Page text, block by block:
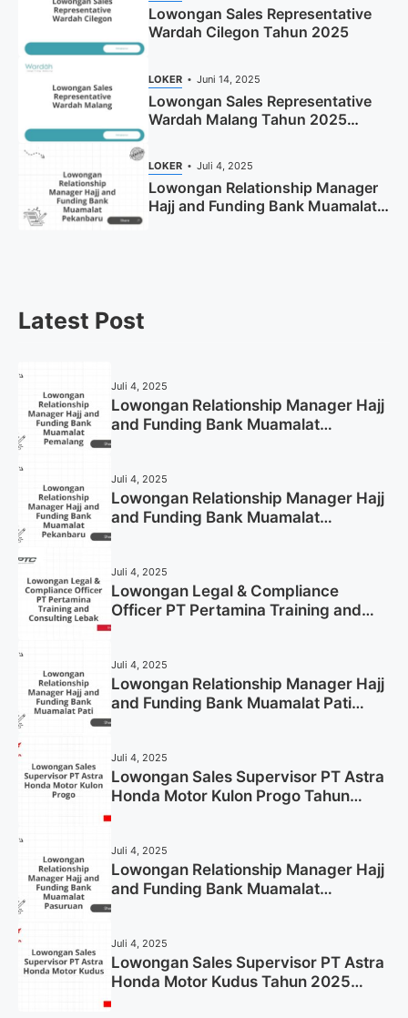
Lowongan Sales Representative
Wardah Cilegon Tahun 2025
LOKER Juni 14, 2025
Lowongan Sales Representative
Wardah Malang Tahun 2025
LOKER Juli 4, 2025
Lowongan Relationship Manager
Hajj and Funding Bank Muamalat
Latest Post
Juli 4, 2025
Lowongan Relationship Manager Hajj
and Funding Bank Muamalat
Juli 4, 2025
Lowongan Relationship Manager Hajj
and Funding Bank Muamalat
Juli 4, 2025
Lowongan Legal & Compliance
Officer PT Pertamina Training and
Juli 4, 2025
Lowongan Relationship Manager Hajj
and Funding Bank Muamalat Pati
Juli 4, 2025
Lowongan Sales Supervisor PT Astra
Honda Motor Kulon Progo Tahun
Juli 4, 2025
Lowongan Relationship Manager Hajj
and Funding Bank Muamalat
Juli 4, 2025
Lowongan Sales Supervisor PT Astra
Honda Motor Kudus Tahun 2025